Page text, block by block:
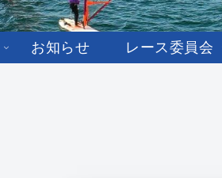
お知らせ レース委員会